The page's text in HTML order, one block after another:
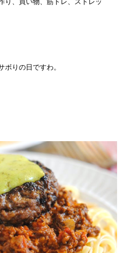
ボりの日ですわ。